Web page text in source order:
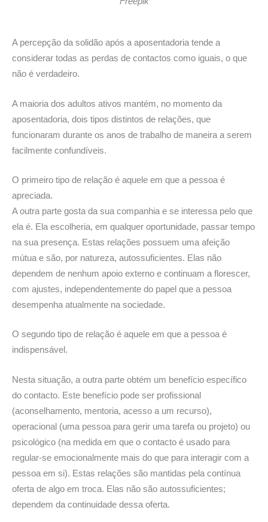
A percepção da solidão após a aposentadoria tende a
considerar todas as perdas de contactos como iguais, o que
não é verdadeiro.
A maioria dos adultos ativos mantém, no momento da
aposentadoria, dois tipos distintos de relações, que
funcionaram durante os anos de trabalho de maneira a serem
facilmente confundíveis.
O primeiro tipo de relação é aquele em que a pessoa é
apreciada.
A outra parte gosta da sua companhia e se interessa pelo que
ela é. Ela escolheria, em qualquer oportunidade, passar tempo
na sua presença. Estas relações possuem uma afeição
mútua e são, por natureza, autossuficientes. Elas não
dependem de nenhum apoio externo e continuam a florescer,
com ajustes, independentemente do papel que a pessoa
desempenha atualmente na sociedade.
O segundo tipo de relação é aquele em que a pessoa é
indispensável.
Nesta situação, a outra parte obtém um benefício específico
do contacto. Este benefício pode ser profissional
(aconselhamento, mentoria, acesso a um recurso),
operacional (uma pessoa para gerir uma tarefa ou projeto) ou
psicológico (na medida em que o contacto é usado para
regular-se emocionalmente mais do que para interagir com a
pessoa em si). Estas relações são mantidas pela contínua
oferta de algo em troca. Elas não são autossuficientes;
dependem da continuidade dessa oferta.